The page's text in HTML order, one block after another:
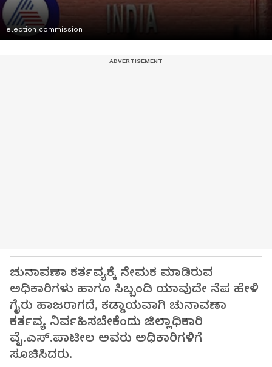
election commission
ಚುನಾವಣಾ ಕರ್ತವ್ಯಕ್ಕೆ ನೇಮಕ ಮಾಡಿರುವ
ಅಧಿಕಾರಿಗಳು ಹಾಗೂ ಸಿಬ್ಬಂದಿ ಯಾವುದೇ ನೆಪ ಹೇಳಿ
ಗೈರು ಹಾಜರಾಗದೆ, ಕಡ್ಡಾಯವಾಗಿ ಚುನಾವಣಾ
ಕರ್ತವ್ಯ ನಿರ್ವಹಿಸಬೇಕೆಂದು ಜಿಲ್ಲಾಧಿಕಾರಿ
ವೈ.ಎಸ್‌.ಪಾಟೀಲ ಅವರು ಅಧಿಕಾರಿಗಳಿಗೆ
ಸೂಚಿಸಿದರು.